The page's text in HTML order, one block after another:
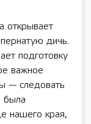
открывает
дичь.
подготовку
важное
— следовать
была
нашего края,